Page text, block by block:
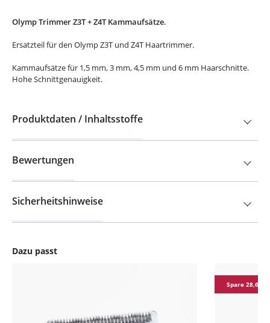
Dazu passt
Spare 28,62 €
Olymp Trimmer Z3T + Z4T Kammaufsätze.
Ersatzteil für den Olymp Z3T und Z4T Haartrimmer.
Kammaufsätze für 1,5 mm, 3 mm, 4,5 mm und 6 mm Haarschnitte.
Hohe Schnittgenauigkeit.
Produktdaten / Inhaltsstoffe
Bewertungen
Sicherheitshinweise